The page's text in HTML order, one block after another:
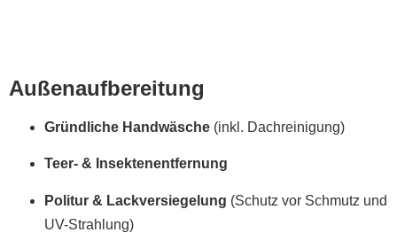
Außenaufbereitung
Gründliche Handwäsche (inkl. Dachreinigung)
Teer- & Insektenentfernung
Politur & Lackversiegelung (Schutz vor Schmutz und
UV-Strahlung)